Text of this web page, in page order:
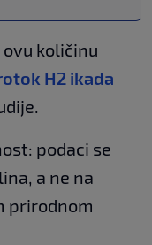
količinu
H2 ikada
podaci se
a ne na
prirodnom